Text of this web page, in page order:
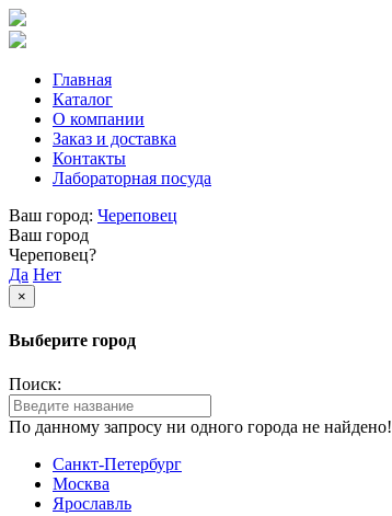
Главная
Каталог
О компании
Заказ и доставка
Контакты
Лабораторная посуда
Ваш город: Череповец
Ваш город
Череповец?
Да Нет
×
Выберите город
Поиск:
По данному запросу ни одного города не найдено!
Санкт-Петербург
Москва
Ярославль